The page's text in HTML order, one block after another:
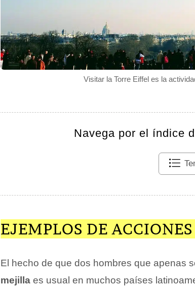
Visitar la Torre Eiffel es la
Navega por el índice
EJEMPLOS DE
El hecho de que dos hombres que apenas
mejilla es usual en muchos países